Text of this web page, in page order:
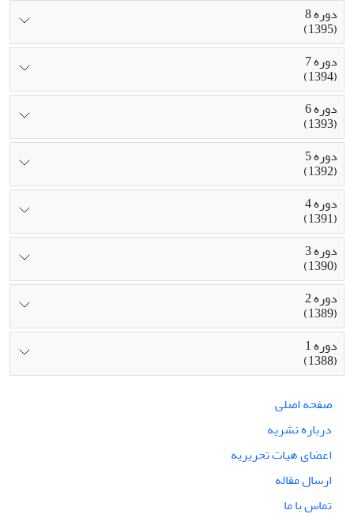
دوره 8
(1395)
دوره 7
(1394)
دوره 6
(1393)
دوره 5
(1392)
دوره 4
(1391)
دوره 3
(1390)
دوره 2
(1389)
دوره 1
(1388)
صفحه اصلی
درباره نشریه
اعضای هیات تحریریه
ارسال مقاله
تماس با ما